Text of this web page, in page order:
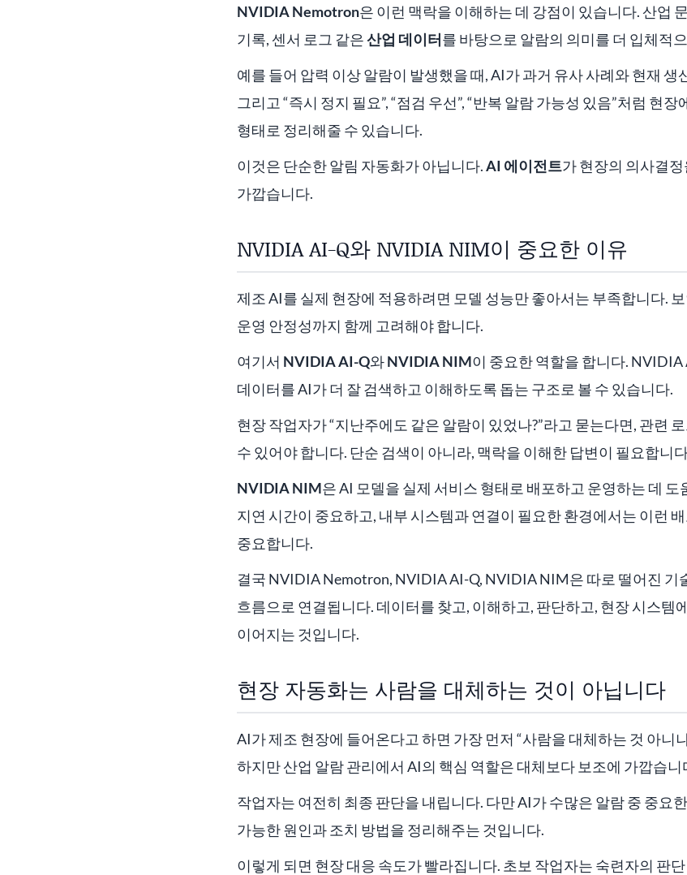
NVIDIA Nemotron은 이런 맥락을 이해하는 데 강점이 있습니다. 산업
기록, 센서 로그 같은산업 데이터를 바탕으로 알람의 의미를 더 입체적
예를 들어 압력 이상 알람이 발생했을 때, AI가 과거 유사 사례와 현재 생
그리고 “즉시 정지 필요”, “점검 우선”, “반복 알람 가능성 있음”처럼 현
형태로 정리해줄 수 있습니다.
이것은 단순한 알림 자동화가 아닙니다.AI 에이전트가 현장의 의사결
가깝습니다.
NVIDIA AI-Q와 NVIDIA NIM이 중요한 이유
제조 AI를 실제 현장에 적용하려면 모델 성능만 좋아서는 부족합니다.
운영 안정성까지 함께 고려해야 합니다.
여기서 NVIDIA AI-Q와NVIDIA NIM이 중요한 역할을 합니다.
데이터를 AI가 더 잘 검색하고 이해하도록 돕는 구조로 볼 수 있습니다.
현장 작업자가 “지난주에도 같은 알람이 있었나?”라고 묻는다면, 관련
수 있어야 합니다. 단순 검색이 아니라, 맥락을 이해한 답변이 필요합니
NVIDIA NIM은 AI 모델을 실제 서비스 형태로 배포하고 운영하는 데 도
지연 시간이 중요하고, 내부 시스템과 연결이 필요한 환경에서는 이런
중요합니다.
결국 NVIDIA Nemotron, NVIDIA AI-Q, NVIDIA NIM은 따로 떨어진 기
흐름으로 연결됩니다. 데이터를 찾고, 이해하고, 판단하고, 현장 시스템
이어지는 것입니다.
현장 자동화는 사람을 대체하는 것이 아닙니다
AI가 제조 현장에 들어온다고 하면 가장 먼저 “사람을 대체하는 것 아니
하지만 산업 알람 관리에서 AI의 핵심 역할은 대체보다 보조에 가깝습니
작업자는 여전히 최종 판단을 내립니다. 다만 AI가 수많은 알람 중 중요
가능한 원인과 조치 방법을 정리해주는 것입니다.
이렇게 되면 현장 대응 속도가 빨라집니다. 초보 작업자는 숙련자의 판